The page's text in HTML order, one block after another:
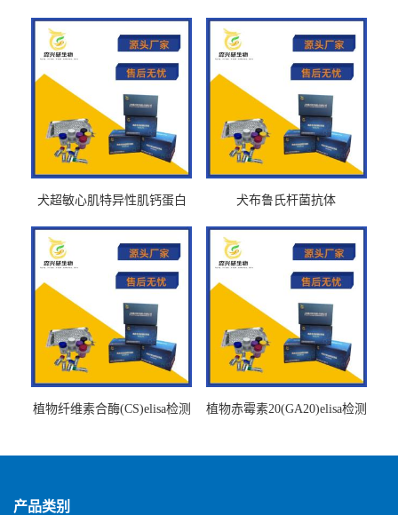
犬超敏心肌特异性肌钙蛋白
犬布鲁氏杆菌抗体
植物纤维素合酶(CS)elisa检测
植物赤霉素20(GA20)elisa检测
产品类别